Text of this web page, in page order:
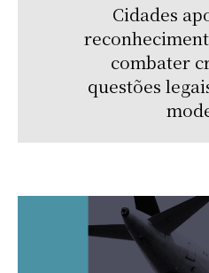
Cidades
combater
questões